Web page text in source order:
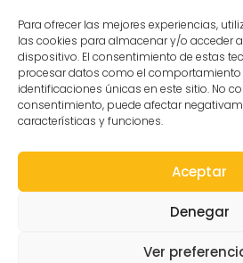
Para ofrecer las mejores experiencias,
las cookies para almacenar y/o acceder
dispositivo. El consentimiento de estas
procesar datos como el
identificaciones únicas en este sitio. No
consentimiento, puede afectar
características y funciones.
Aceptar
Denegar
Ver
C/Gibraltar,14
37008-